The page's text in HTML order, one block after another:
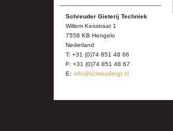
Schreuder Gieterij Techniek
Willem Kesstraat 1
7558 KB Hengelo
Nederland
T: +31 (0)74 851 48 66
F: +31 (0)74 851 48 67
E: info@schreudergt.nl